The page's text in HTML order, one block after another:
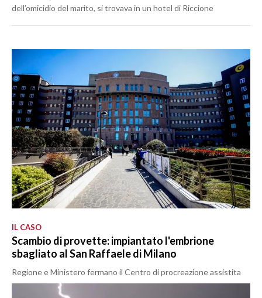
dell’omicidio del marito, si trovava in un hotel di Riccione
IL CASO
Scambio di provette: impiantato l'embrione
sbagliato al San Raffaele di Milano
Regione e Ministero fermano il Centro di procreazione assistita